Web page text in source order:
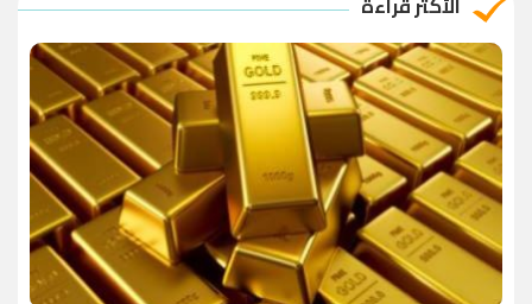
الدينار الأردني
-1.0000
-1.0000